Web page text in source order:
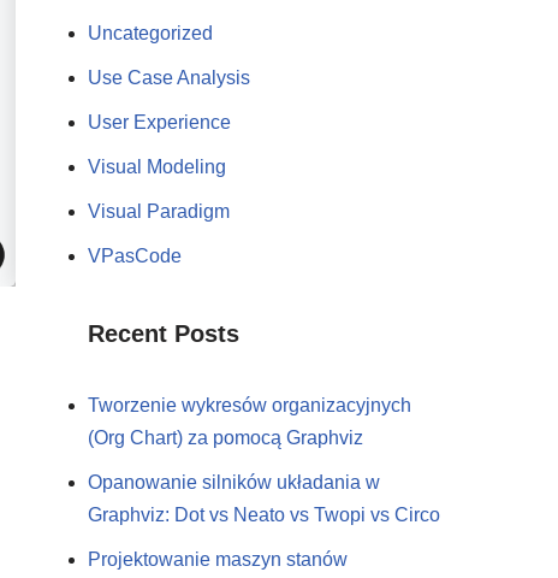
Uncategorized
Use Case Analysis
User Experience
Visual Modeling
Visual Paradigm
VPasCode
Recent Posts
Tworzenie wykresów organizacyjnych
(Org Chart) za pomocą Graphviz
Opanowanie silników układania w
Graphviz: Dot vs Neato vs Twopi vs Circo
Projektowanie maszyn stanów